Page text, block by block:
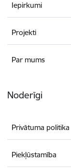
Iepirkumi
Projekti
Par mums
Noderīgi
Privātuma politika
Piekļūstamība